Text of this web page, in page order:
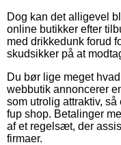
Dog kan det alligevel
online butikker efter
med drikkedunk forud
skudsikker på at
Du bør lige meget
webbutik annoncerer
som utrolig attraktiv,
fup shop. Betalinger
af et regelsæt, der
firmaer.